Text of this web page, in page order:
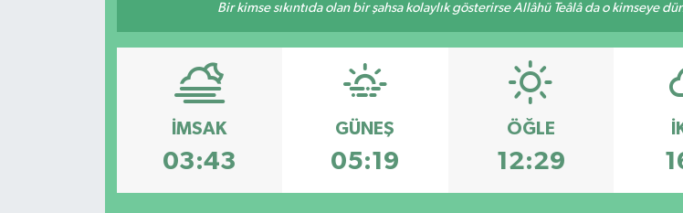
Bir kimse sıkıntıda olan bir şahsa kolaylık gösterirse Allâhü Teâlâ da o kimseye
İMSAK
03:43
GÜNEŞ
05:19
ÖĞLE
12:29